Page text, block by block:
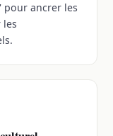
pour ancrer les
les